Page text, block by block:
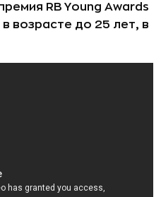
RB Young Awards
возрасте до 25 лет, в